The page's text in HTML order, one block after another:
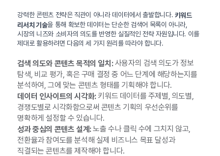
강력한 콘텐츠 전략은 직관이 아니라 데이터에서 출발합니다. 키워드
리서치 기술을 통해 확보한 데이터는 단순한 검색어 목록이 아니라,
시장의 니즈와 소비자의 의도를 반영한 실질적인 전략 자원입니다. 이를
제대로 활용하려면 다음의 세 가지 원리를 따라야 합니다.
검색 의도와 콘텐츠 목적의 일치:사용자의 검색 의도가 정보
탐색, 비교 평가, 혹은 구매 결정 중 어느 단계에 해당하는지를
분석하여, 그에 맞는 콘텐츠 형태를 기획해야 합니다.
데이터 인사이트의 시각화:키워드 데이터를 주제별, 의도별,
경쟁도별로 시각화함으로써 콘텐츠 기획의 우선순위를
명확하게 설정할 수 있습니다.
성과 중심의 콘텐츠 설계:노출 수나 클릭 수에 그치지 않고,
전환율과 참여도를 분석해 실제 비즈니스 목표 달성과
직결되는 콘텐츠를 제작해야 합니다.